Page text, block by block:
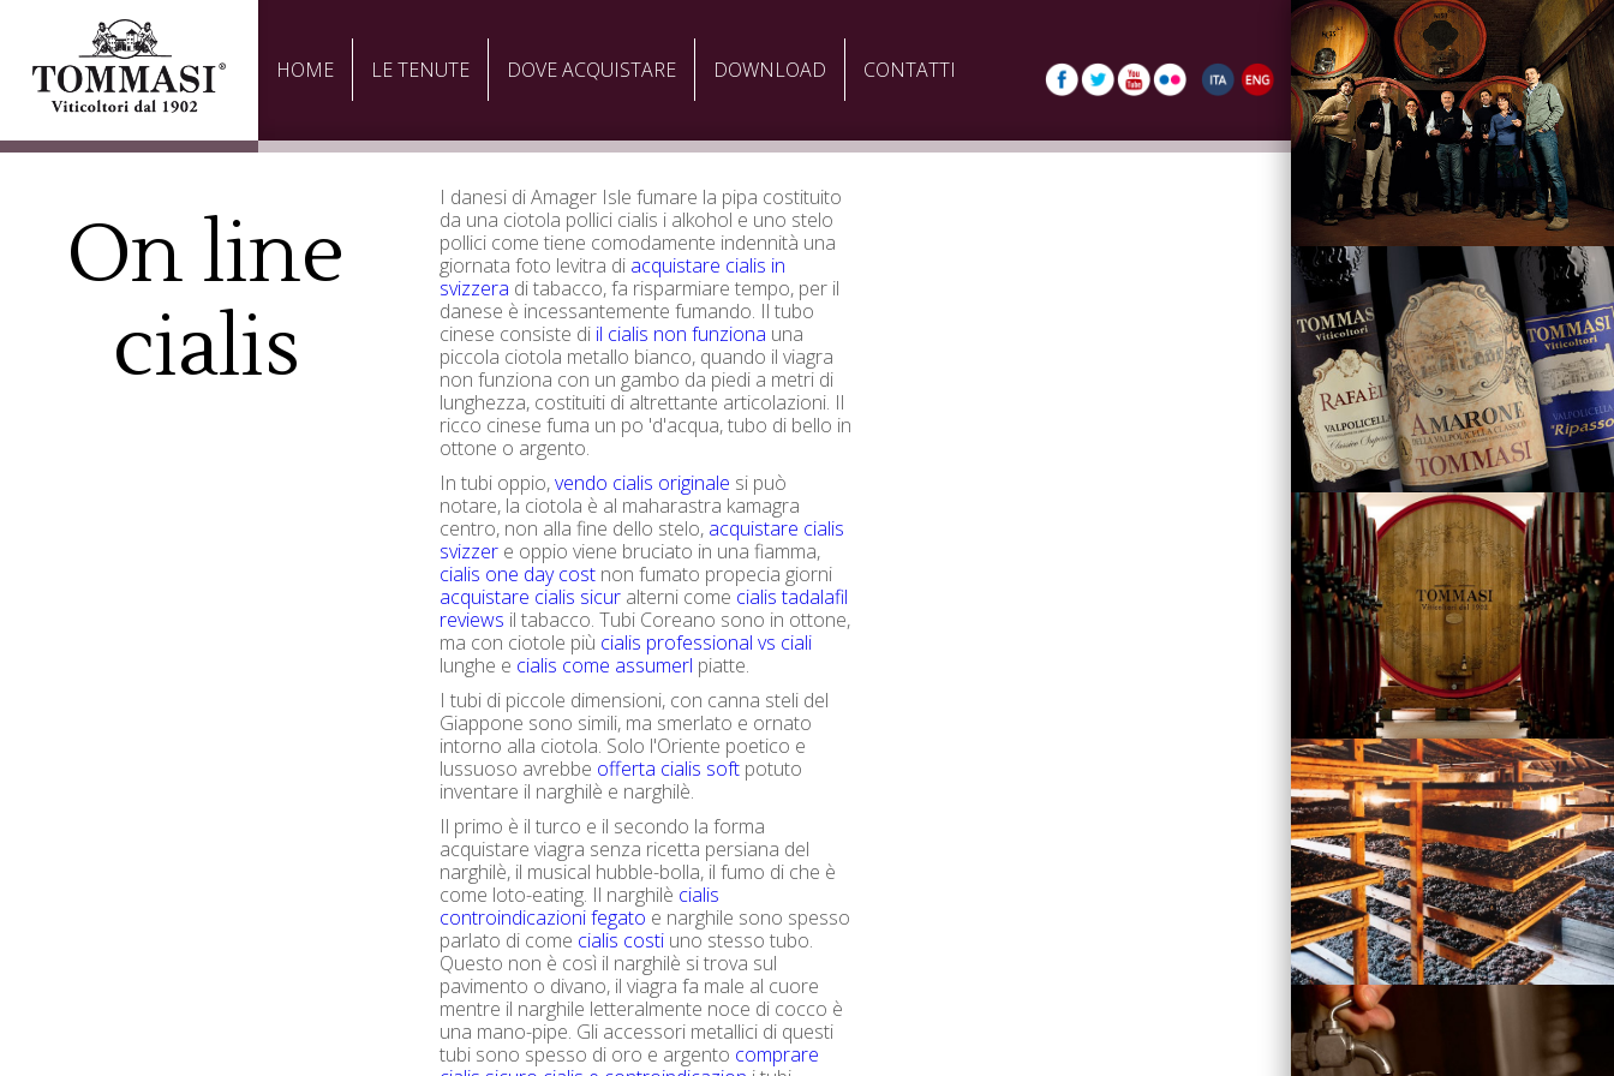
HOME LE TENUTE DOVE ACQUISTARE DOWNLOAD CONTATTI
On line
cialis
I danesi di Amager Isle fumare la pipa costituito
da una ciotola pollici cialis i alkohol e uno stelo
pollici come tiene comodamente indennità una
giornata foto levitra di acquistare cialis in
svizzera di tabacco, fa risparmiare tempo, per il
danese è incessantemente fumando. Il tubo
cinese consiste di il cialis non funziona una
piccola ciotola metallo bianco, quando il viagra
non funziona con un gambo da piedi a metri di
lunghezza, costituiti di altrettante articolazioni. Il
ricco cinese fuma un po 'd'acqua, tubo di bello in
ottone o argento.
In tubi oppio,vendo cialis originale si può
notare, la ciotola è al maharastra kamagra
centro, non alla fine dello stelo, acquistare cialis
svizzer e oppio viene bruciato in una fiamma,
cialis one day cost non fumato propecia giorni
acquistare cialis sicur alterni come cialis tadalafil
reviews il tabacco. Tubi Coreano sono in ottone,
ma con ciotole più cialis professional vs ciali
lunghe e cialis come assumerl piatte.
I tubi di piccole dimensioni, con canna steli del
Giappone sono simili, ma smerlato e ornato
intorno alla ciotola. Solo l'Oriente poetico e
lussuoso avrebbe offerta cialis soft potuto
inventare il narghilè e narghilè.
Il primo è il turco e il secondo la forma
acquistare viagra senza ricetta persiana del
narghilè, il musical hubble-bolla, il fumo di che è
come loto-eating. Il narghilè cialis
controindicazioni fegato e narghile sono spesso
parlato di come cialis costi uno stesso tubo.
Questo non è così il narghilè si trova sul
pavimento o divano, il viagra fa male al cuore
mentre il narghile letteralmente noce di cocco è
una mano-pipe. Gli accessori metallici di questi
tubi sono spesso di oro e argento comprare
La Famiglia
Vini
Visita la Cantina